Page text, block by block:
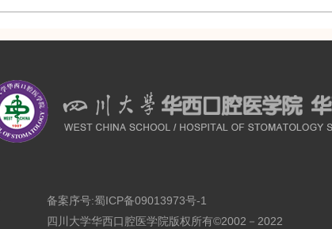
备案序号:蜀ICP备09013973号-1
四川大学华西口腔医学院版权所有©2002－2022